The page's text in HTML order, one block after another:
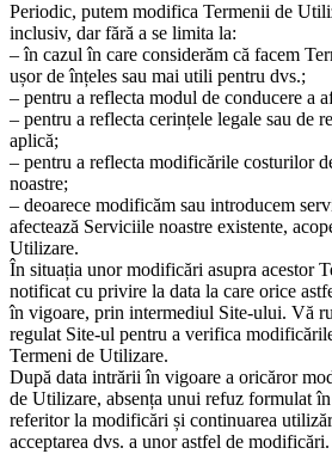
Periodic, putem modifica Termenii de
inclusiv, dar fără a se limita la:
– în cazul în care considerăm că facem
ușor de înțeles sau mai utili pentru dvs.;
– pentru a reflecta modul de conducere a
– pentru a reflecta cerințele legale sau de
aplică;
– pentru a reflecta modificările costurilor
noastre;
– deoarece modificăm sau introducem
afectează Serviciile noastre existente,
Utilizare.
În situația unor modificări asupra acestor
notificat cu privire la data la care orice
în vigoare, prin intermediul Site-ului. Vă
regulat Site-ul pentru a verifica
Termeni de Utilizare.
După data intrării în vigoare a oricăror
de Utilizare, absența unui refuz formulat
referitor la modificări și continuarea
acceptarea dvs. a unor astfel de modificări.